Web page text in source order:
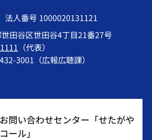
法人番号 1000020131121
田谷区世田谷4丁目21番27号
（代表）
3001（広報広聴課）
お問い合わせセンター「せたがや
コール」